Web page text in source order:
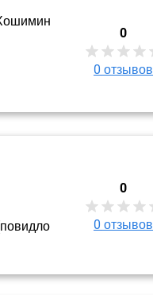
0
0 отзывов
0
0 отзывов